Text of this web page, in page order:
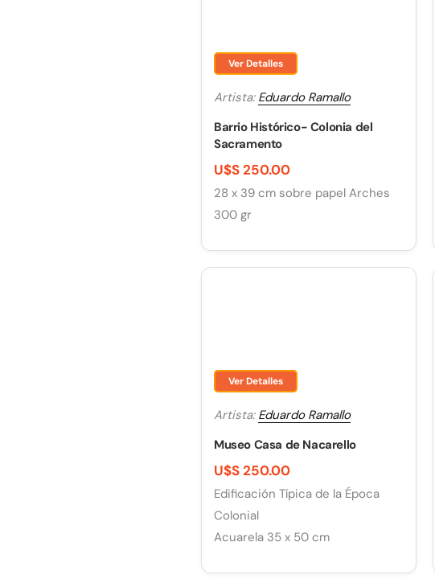
Ver Detalles
Artista: Eduardo Ramallo
Barrio Histórico- Colonia del
Sacramento
U$S 250.00
28 x 39 cm sobre papel Arches
300 gr
Ver Detalles
Artista: Eduardo Ramallo
Museo Casa de Nacarello
U$S 250.00
Edificación Típica de la Época
Colonial
Acuarela 35 x 50 cm